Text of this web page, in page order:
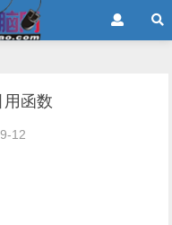
用函数
12